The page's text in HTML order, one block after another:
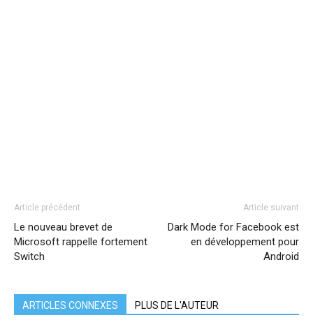
Article précédent
Le nouveau brevet de
Microsoft rappelle fortement
Switch
Article suivant
Dark Mode for Facebook est
en développement pour
Android
ARTICLES CONNEXES PLUS DE L'AUTEUR